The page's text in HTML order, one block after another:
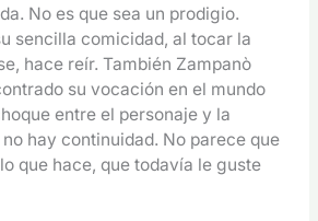
No es que sea un prodigio.
sencilla comicidad, al tocar la
hace reír. También Zampanò
su vocación en el mundo
entre el personaje y la
hay continuidad. No parece que
que hace, que todavía le guste